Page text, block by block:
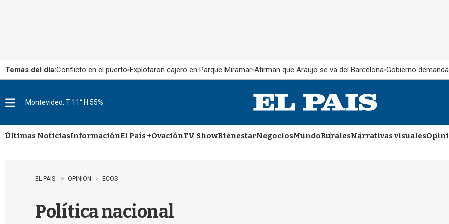
Temas del día:Conflicto en el puerto Explotaron cajero en Parque Miramar Afirman que Araujo se va del Barcelona Gobierno
u
Montevideo, T 11° H 55%
Últimas NoticiasInformaciónEl País +OvaciónTV ShowBienestarNegociosMundoRuralesNarrativas visuales
EL PAÍS OPINIÓN ECOS
Política nacional